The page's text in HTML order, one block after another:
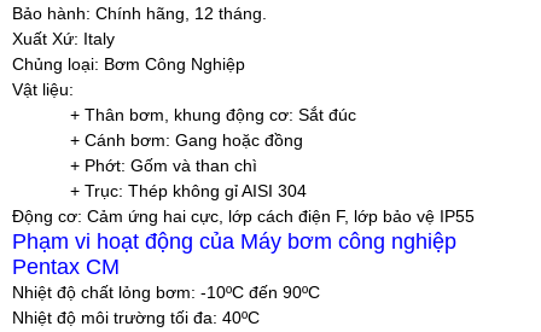
Bảo hành: Chính hãng, 12 tháng.
Xuất Xứ: Italy
Chủng loại: Bơm Công Nghiệp
Vật liệu:
+ Thân bơm, khung động cơ: Sắt đúc
+ Cánh bơm: Gang hoặc đồng
+ Phớt: Gốm và than chì
+ Trục: Thép không gỉ AISI 304
Động cơ: Cảm ứng hai cực, lớp cách điện F, lớp bảo vệ IP55
Phạm vi hoạt động của Máy bơm công nghiệp
Pentax CM
Nhiệt độ chất lỏng bơm: -10ºC đến 90ºC
Nhiệt độ môi trường tối đa: 40ºC